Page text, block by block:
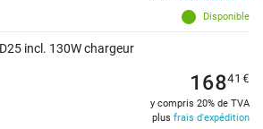
Disponible
incl. 130W chargeur
16841 €
y compris 20% de TVA
plus frais d'expédition